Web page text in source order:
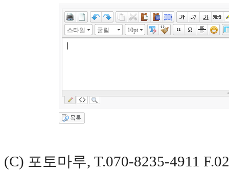
스타일 굴림 10pt
(C) 포토마루, T.070-8235-4911